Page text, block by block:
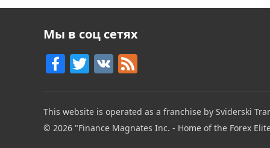
Мы в соц сетях
F
e
T
itt
er
V
e
d
This website is operated as a franchise by Sviderski
© 2026 "Finance Magnates Inc. - Home of the Forex